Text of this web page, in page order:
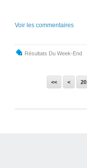
Voir les commentaires
Résultats Du Week-End
<< < 10
20